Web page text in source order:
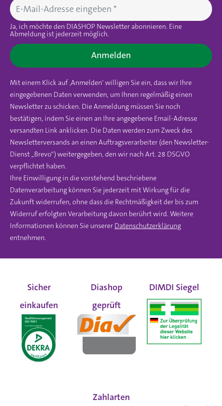
Ja, ich möchte den DIASHOP Newsletter abonnieren. Eine
Abmeldung ist jederzeit möglich.
Anmelden
Mit einem Klick auf ‚Anmelden‘ willigen Sie ein, dass wir Ihre
eingegebenen Daten verwenden, um Ihnen regelmäßig einen
Newsletter zu schicken. Die Anmeldung müssen Sie noch
bestätigen, indem Sie einen an Ihre angegebene Email-Adresse
versandten Link anklicken. Die Daten werden zum Zweck des
Newsletterversands an einen Auftragsverarbeiter (den Newsletter-
Dienst „Brevo“) weitergegeben, den wir nach Art. 28 DSGVO
verpflichtet haben.
Ihre Einwilligung in die vorstehend beschriebene
Datenverarbeitung können Sie jederzeit mit Wirkung für die
Zukunft widerrufen, ohne dass die Rechtmäßigkeit der bis zum
Widerruf erfolgten Verarbeitung davon berührt wird. Weitere
Informationen können Sie unserer Datenschutzerklärung
entnehmen.
Sicher
einkaufen
Diashop
geprüft
DIMDI Siegel
Zahlarten